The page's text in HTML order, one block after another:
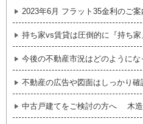
2023年6月 フラット35金利のご案
持ち家vs賃貸は圧倒的に『持ち家
今後の不動産市況はどのようにな
不動産の広告や図面はしっかり確
中古戸建てをご検討の方へ 木造